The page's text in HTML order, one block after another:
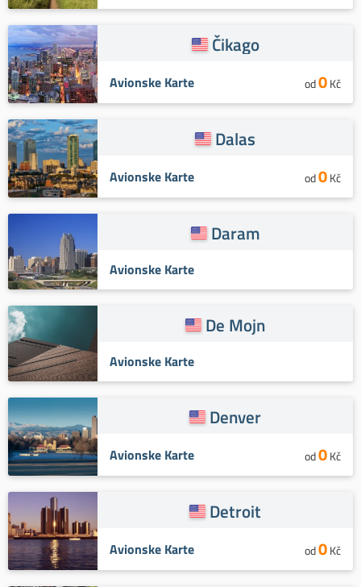
Čikago
Avionske Karte od0Kč
Dalas
Avionske Karte od0Kč
Daram
Avionske Karte
De Mojn
Avionske Karte
Denver
Avionske Karte od0Kč
Detroit
Avionske Karte od0Kč